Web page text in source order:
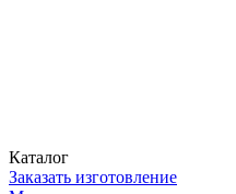
Каталог
Заказать изготовление